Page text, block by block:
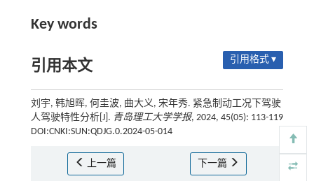
Key words
引用本文 引用格式 ▾
刘宇, 韩旭晖, 何圭波, 曲大义, 宋年秀. 紧急制动工况下驾驶
人驾驶特性分析[J]. 青岛理工大学学报, 2024, 45(05): 113-119
DOI:CNKI:SUN:QDJG.0.2024-05-014
上一篇 下一篇